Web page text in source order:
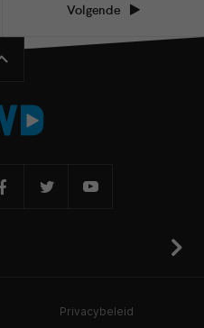
Volgende
Privacybeleid